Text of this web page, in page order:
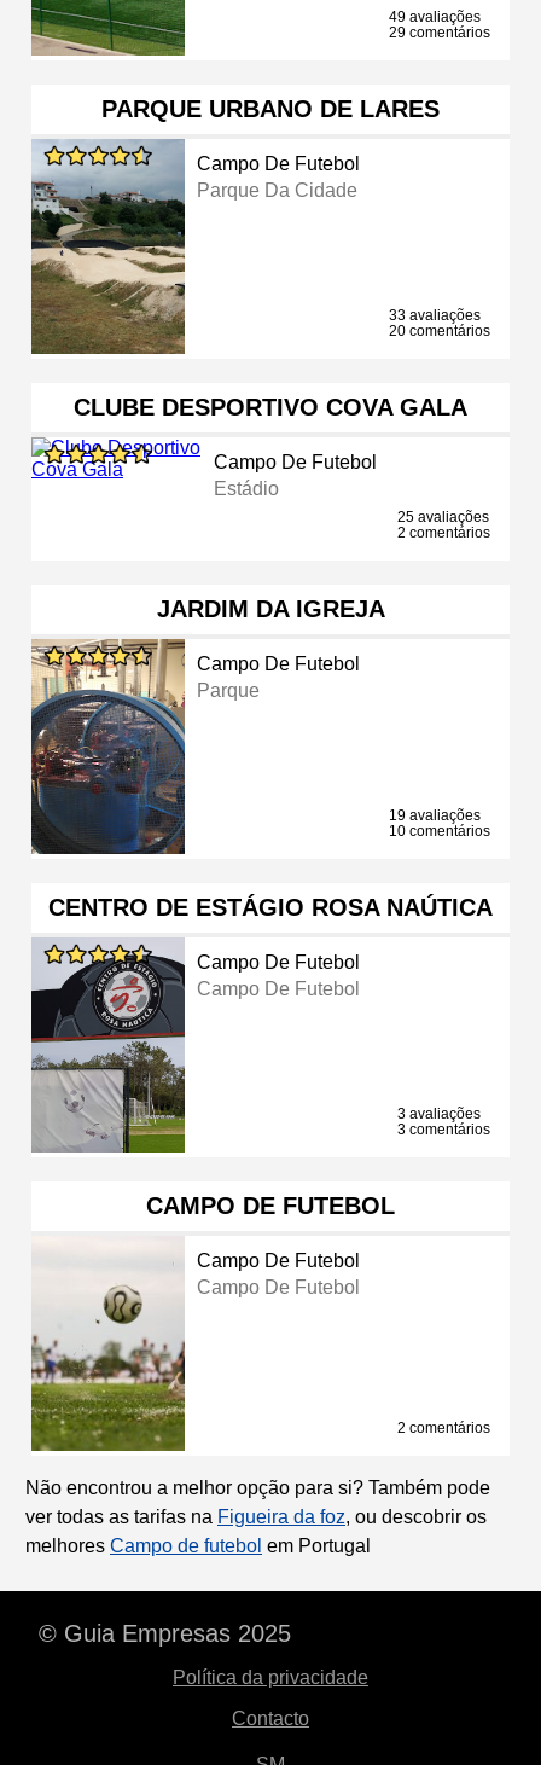
49 avaliações
29 comentários
PARQUE URBANO DE LARES
Campo De Futebol
Parque Da Cidade
33 avaliações
20 comentários
CLUBE DESPORTIVO COVA GALA
Campo De Futebol
Estádio
25 avaliações
2 comentários
JARDIM DA IGREJA
Campo De Futebol
Parque
19 avaliações
10 comentários
CENTRO DE ESTÁGIO ROSA NAÚTICA
Campo De Futebol
Campo De Futebol
3 avaliações
3 comentários
CAMPO DE FUTEBOL
Campo De Futebol
Campo De Futebol
2 comentários
Não encontrou a melhor opção para si? Também pode
ver todas as tarifas na Figueira da foz, ou descobrir os
melhores Campo de futebol em Portugal
© Guia Empresas 2025
Política da privacidade
Contacto